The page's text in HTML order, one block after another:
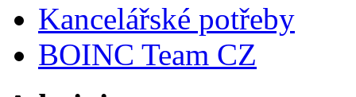
Kancelářské potřeby
BOINC Team CZ